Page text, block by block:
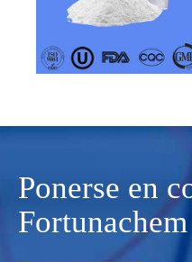
Ponerse en
Fortunachem